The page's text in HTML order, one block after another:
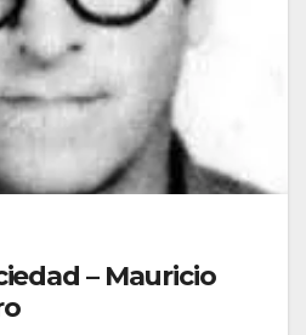
– Mauricio